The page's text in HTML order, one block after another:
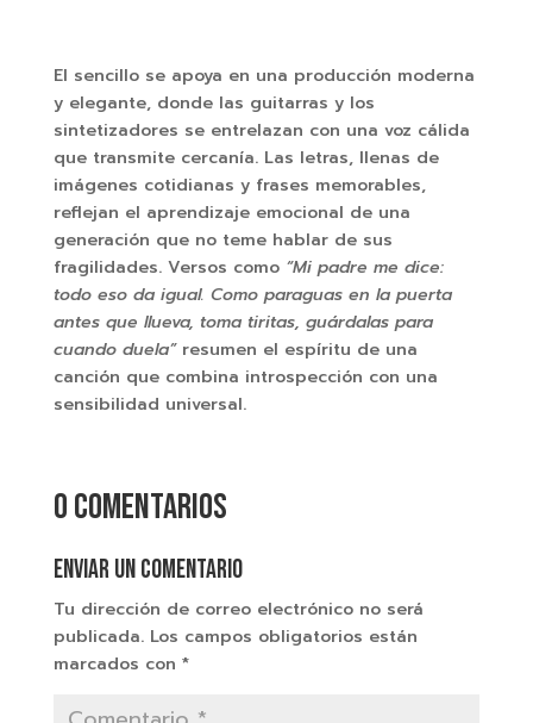
El sencillo se apoya en una producción moderna
y elegante, donde las guitarras y los
sintetizadores se entrelazan con una voz cálida
que transmite cercanía. Las letras, llenas de
imágenes cotidianas y frases memorables,
reflejan el aprendizaje emocional de una
generación que no teme hablar de sus
fragilidades. Versos como “Mi padre me dice:
todo eso da igual. Como paraguas en la puerta
antes que llueva, toma tiritas, guárdalas para
cuando duela”resumen el espíritu de una
canción que combina introspección con una
sensibilidad universal.
0 comentarios
Enviar un comentario
Tu dirección de correo electrónico no será
publicada. Los campos obligatorios están
marcados con *